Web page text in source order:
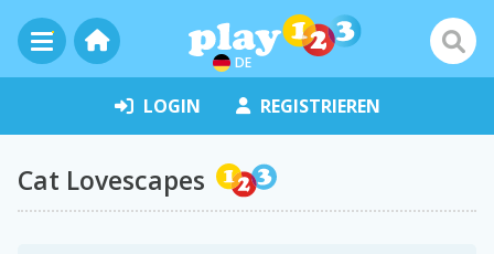
DE
LOGIN REGISTRIEREN
Cat Lovescapes